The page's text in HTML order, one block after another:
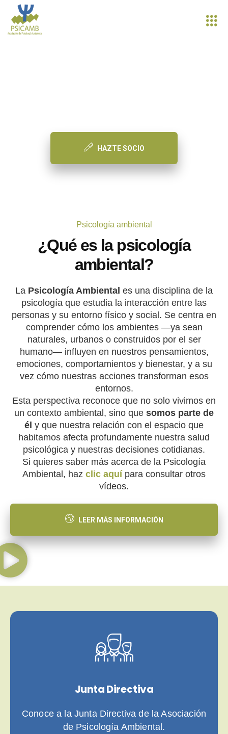
HAZTE SOCIO
Psicología ambiental
¿Qué es la psicología
ambiental?
La Psicología Ambiental es una disciplina de la
psicología que estudia la interacción entre las
personas y su entorno físico y social. Se centra en
comprender cómo los ambientes —ya sean
naturales, urbanos o construidos por el ser
humano— influyen en nuestros pensamientos,
emociones, comportamientos y bienestar, y a su
vez cómo nuestras acciones transforman esos
entornos.
Esta perspectiva reconoce que no solo vivimos en
un contexto ambiental, sino que somos parte de
él y que nuestra relación con el espacio que
habitamos afecta profundamente nuestra salud
psicológica y nuestras decisiones cotidianas.
Si quieres saber más acerca de la Psicología
Ambiental, haz clic aquí para consultar otros
vídeos.
LEER MÁS INFORMACIÓN
Junta Directiva
Conoce a la Junta Directiva de la Asociación
de Psicología Ambiental.